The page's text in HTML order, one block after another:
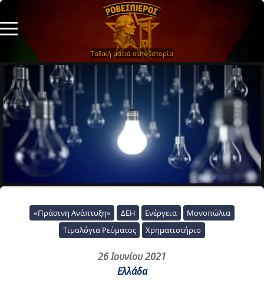
Ταξική ματιά στην Ιστορία
«Πράσινη Ανάπτυξη» ΔΕΗ Ενέργεια
Μονοπώλια
Τιμολόγια Ρεύματος
Χρηματιστήριο
26 Ιουνίου 2021
Ελλάδα